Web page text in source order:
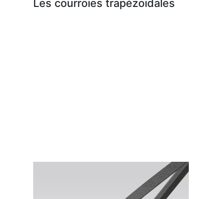
Les courroies trapézoïdales